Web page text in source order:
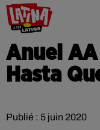
Anuel
Hasta
Publié : 5 juin 2020